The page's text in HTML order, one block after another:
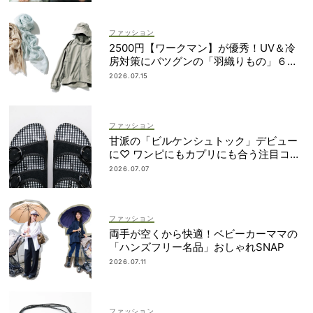
ファッション
2500円【ワークマン】が優秀！UV＆冷
房対策にバツグンの「羽織りもの」６選
＜水際、旅行etc.＞
2026.07.15
ファッション
甘派の「ビルケンシュトック」デビュー
に♡ ワンピにもカプリにも合う注目コラ
ボ
2026.07.07
ファッション
両手が空くから快適！ベビーカーママの
「ハンズフリー名品」おしゃれSNAP
2026.07.11
ファッション